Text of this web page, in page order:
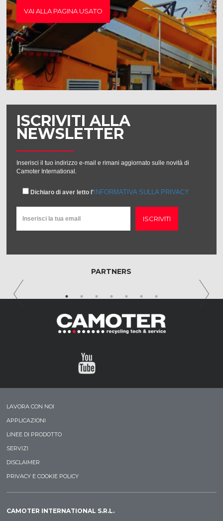
VAI ALLA PAGINA USATO
ISCRIVITI ALLA
NEWSLETTER
Inserisci il tuo indirizzo e-mail e rimani aggiornato sulle novità di
Camoter International.
Dichiaro di aver letto l' INFORMATIVA SULLA PRIVACY
ISCRIVITI
PARTNERS
LAVORA CON NOI
APPLICAZIONI
LINEE DI PRODOTTO
SERVIZI
DISCLAIMER
PRIVACY E COOKIE POLICY
CAMOTER INTERNATIONAL S.R.L.